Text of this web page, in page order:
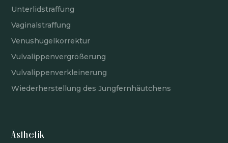
Unterlidstraffung
Vaginalstraffung
Venushügelkorrektur
Vulvalippenvergrößerung
Vulvalippenverkleinerung
Wiederherstellung des Jungfernhäutchens
Ästhetik